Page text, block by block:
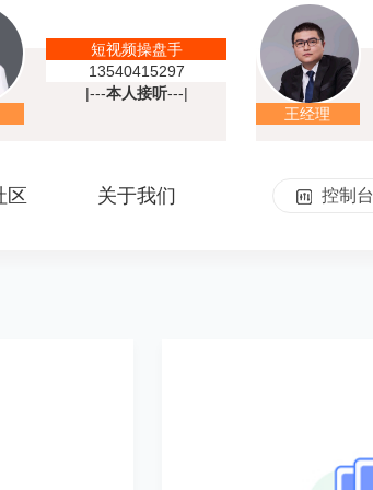
短视频操盘手
13540415297
|---本人接听---|
王经理
区 关于我们 控制台